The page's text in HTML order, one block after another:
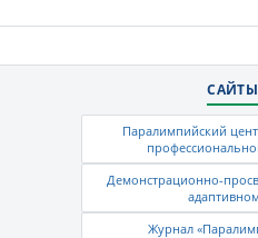
Паралимпийский
Демонстрационно-
Журнал